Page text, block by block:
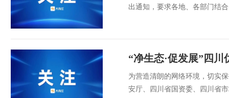
出通知，要求各地、各部门结
“净生态·促发展”四
为营造清朗的网络环境，切实
安厅、四川省国资委、四川省